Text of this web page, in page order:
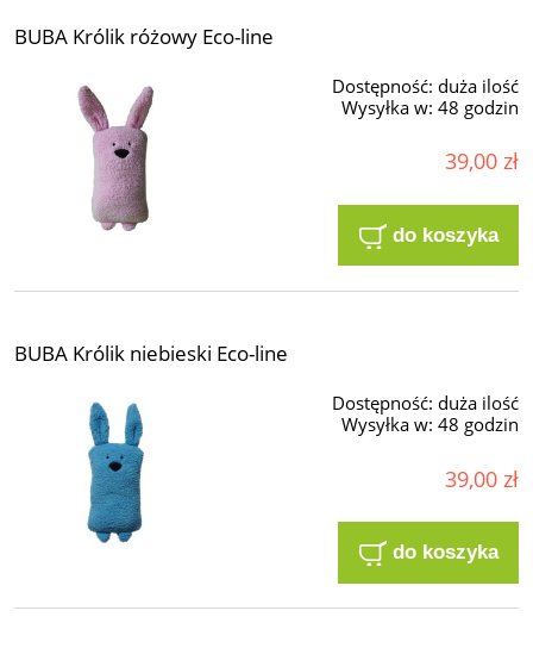
BUBA Królik różowy Eco-line
Dostępność: duża ilość
Wysyłka w: 48 godzin
39,00 zł
do koszyka
BUBA Królik niebieski Eco-line
Dostępność: duża ilość
Wysyłka w: 48 godzin
39,00 zł
do koszyka